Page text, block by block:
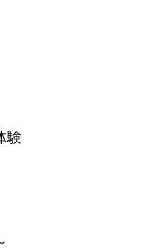
験